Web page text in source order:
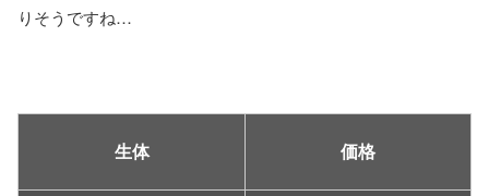
りそうですね…
生体 価格